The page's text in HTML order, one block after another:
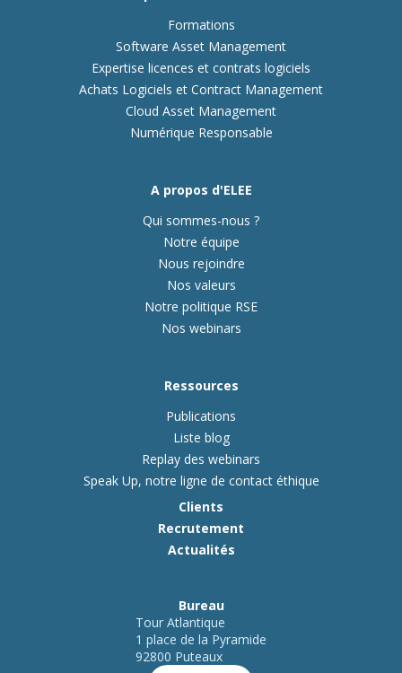
Formations
Software Asset Management
Expertise licences et contrats logiciels
Achats Logiciels et Contract Management
Cloud Asset Management
Numérique Responsable
A propos d'ELEE
Qui sommes-nous ?
Notre équipe
Nous rejoindre
Nos valeurs
Notre politique RSE
Nos webinars
Ressources
Publications
Liste blog
Replay des webinars
Speak Up, notre ligne de contact éthique
Clients
Recrutement
Actualités
Bureau
Tour Atlantique
1 place de la Pyramide
92800 Puteaux